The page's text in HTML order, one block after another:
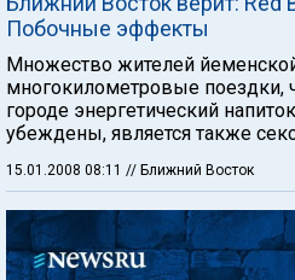
Побочные эффекты
Множество жителей
многокилометровые поездки,
городе энергетический
убеждены, является также
15.01.2008 08:11 // Ближний Восток